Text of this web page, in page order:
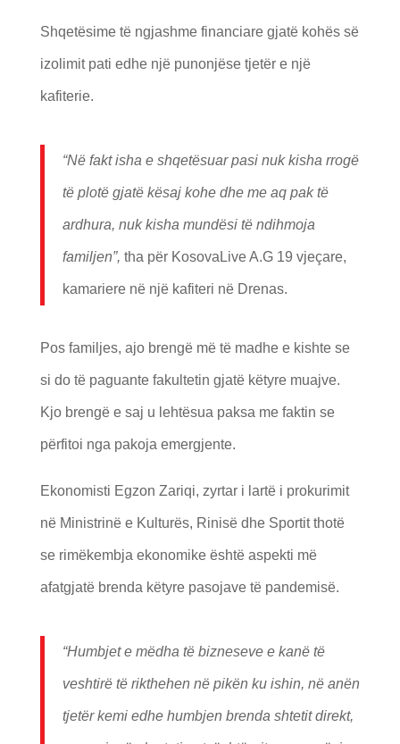
Shqetësime të ngjashme financiare gjatë kohës së
izolimit pati edhe një punonjëse tjetër e një
kafiterie.
“Në fakt isha e shqetësuar pasi nuk kisha rrogë
të plotë gjatë kësaj kohe dhe me aq pak të
ardhura, nuk kisha mundësi të ndihmoja
familjen”, tha për KosovaLive A.G 19 vjeçare,
kamariere në një kafiteri në Drenas.
Pos familjes, ajo brengë më të madhe e kishte se
si do të paguante fakultetin gjatë këtyre muajve.
Kjo brengë e saj u lehtësua paksa me faktin se
përfitoi nga pakoja emergjente.
Ekonomisti Egzon Zariqi, zyrtar i lartë i prokurimit
në Ministrinë e Kulturës, Rinisë dhe Sportit thotë
se rimëkembja ekonomike është aspekti më
afatgjatë brenda këtyre pasojave të pandemisë.
“Humbjet e mëdha të bizneseve e kanë të
veshtirë të rikthehen në pikën ku ishin, në anën
tjetër kemi edhe humbjen brenda shtetit direkt,